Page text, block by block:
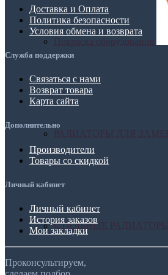
СТАЛЬНЫЕ РАДИАТОРЫ
Доставка и Оплата
Политика безопасности
Условия обмена и возврата
Служба поддержки
Связаться с нами
Возврат товара
Карта сайта
Дополнительно
Производители
Товары со скидкой
Личный кабинет
Личный кабинет
История заказов
Мои закладки
Проконсультируем,